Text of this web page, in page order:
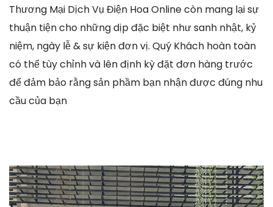
Thương Mại Dịch Vụ Điện Hoa Online còn mang lại sự
thuận tiện cho những dịp đặc biệt như sanh nhật, kỷ
niệm, ngày lễ & sự kiện đơn vị. Quý Khách hoàn toàn
có thể tùy chỉnh và lên định kỳ đặt đơn hàng trước
để đảm bảo rằng sản phầm bạn nhận được đúng nhu
cầu của bạn